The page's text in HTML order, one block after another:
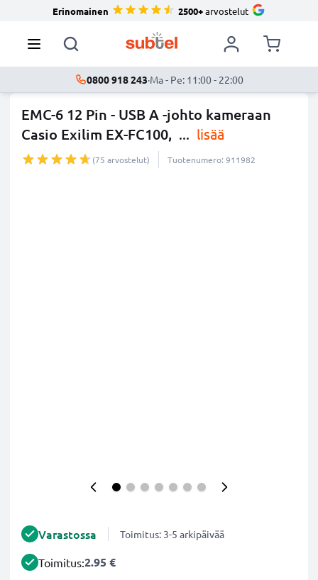
Erinomainen 2500+arvostelut
0800 918 243·Ma - Pe: 11:00 - 22:00
EMC-6 12 Pin - USB A -johto kameraan
Casio Exilim EX-FC100, ... lisää
(75 arvostelut) Tuotenumero: 911982
Varastossa Toimitus: 3-5 arkipäivää
Toimitus:2.95 €